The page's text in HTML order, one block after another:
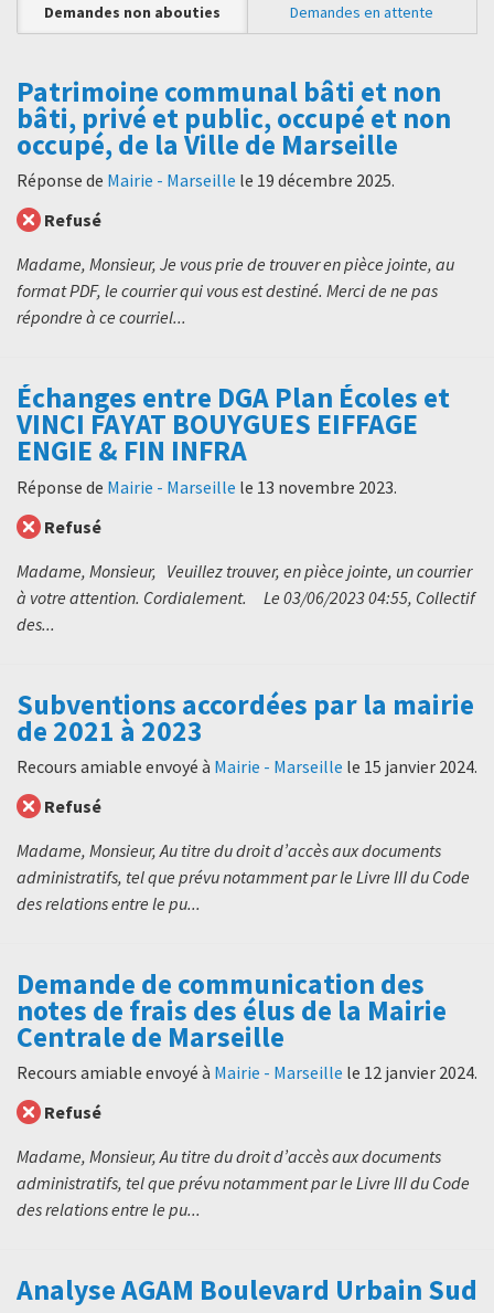
Demandes non abouties Demandes en attente
Patrimoine communal bâti et non
bâti, privé et public, occupé et non
occupé, de la Ville de Marseille
Réponse de Mairie - Marseille le 19 décembre 2025.
Refusé
Madame, Monsieur, Je vous prie de trouver en pièce jointe, au
format PDF, le courrier qui vous est destiné. Merci de ne pas
répondre à ce courriel...
Échanges entre DGA Plan Écoles et
VINCI FAYAT BOUYGUES EIFFAGE
ENGIE & FIN INFRA
Réponse de Mairie - Marseille le 13 novembre 2023.
Refusé
Madame, Monsieur, Veuillez trouver, en pièce jointe, un courrier
à votre attention. Cordialement. Le 03/06/2023 04:55, Collectif
des...
Subventions accordées par la mairie
de 2021 à 2023
Recours amiable envoyé à Mairie - Marseille le 15 janvier 2024.
Refusé
Madame, Monsieur, Au titre du droit d’accès aux documents
administratifs, tel que prévu notamment par le Livre III du Code
des relations entre le pu...
Demande de communication des
notes de frais des élus de la Mairie
Centrale de Marseille
Recours amiable envoyé à Mairie - Marseille le 12 janvier 2024.
Refusé
Madame, Monsieur, Au titre du droit d’accès aux documents
administratifs, tel que prévu notamment par le Livre III du Code
des relations entre le pu...
Analyse AGAM Boulevard Urbain Sud